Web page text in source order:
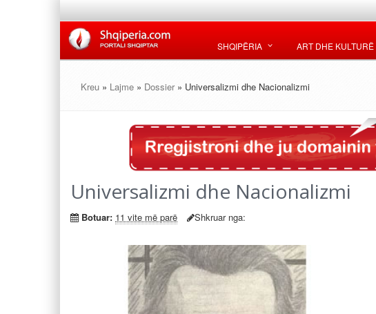
SHQIPËRIA ART DHE KULTURË
Kreu » Lajme » Dossier » Universalizmi dhe Nacionalizmi
Universalizmi dhe Nacionalizmi
Botuar: 11 vite më parë Shkruar nga: